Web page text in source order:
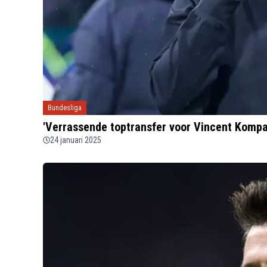
Bundesliga
'Verrassende toptransfer voor Vincent
24 januari 2025